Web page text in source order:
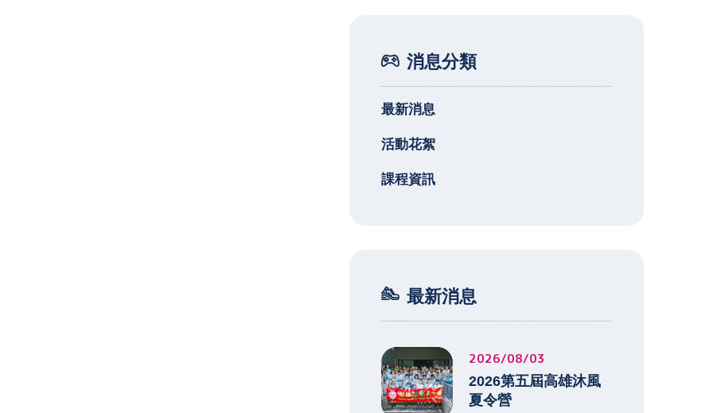
消息分類
最新消息
活動花絮
課程資訊
最新消息
2026/08/03
2026第五屆高雄沐風
夏令營